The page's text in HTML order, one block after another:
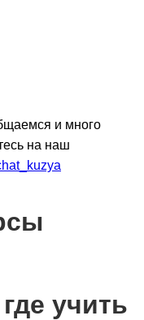
и много
на наш
учить